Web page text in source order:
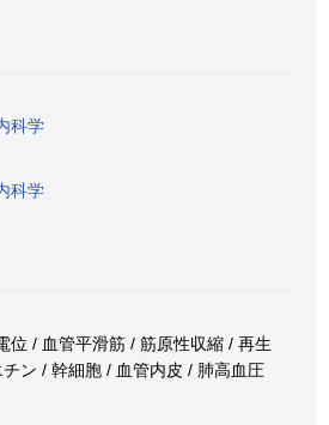
科学
科学
位 / 血管平滑筋 / 筋原性収縮 / 再生
ン / 幹細胞 / 血管内皮 / 肺高血圧